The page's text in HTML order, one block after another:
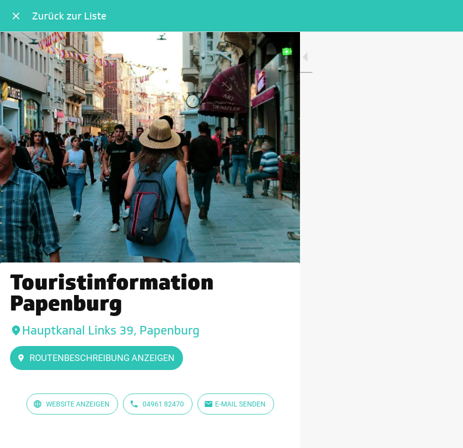
Zurück zur Liste
Touristinformation
Papenburg
Hauptkanal Links 39, Papenburg
ROUTENBESCHREIBUNG ANZEIGEN
WEBSITE ANZEIGEN 04961 82470 E-MAIL SENDEN